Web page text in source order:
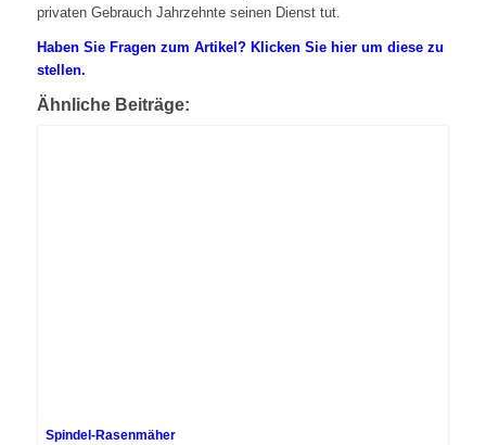
privaten Gebrauch Jahrzehnte seinen Dienst tut.
Haben Sie Fragen zum Artikel? Klicken Sie hier um diese zu
stellen.
Ähnliche Beiträge:
Spindel-Rasenmäher